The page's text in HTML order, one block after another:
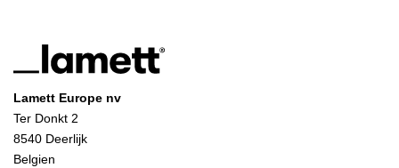
Lamett Europe nv
Ter Donkt 2
8540 Deerlijk
Belgien